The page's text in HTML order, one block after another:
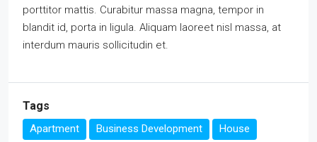
porttitor mattis. Curabitur massa magna, tempor in
blandit id, porta in ligula. Aliquam laoreet nisl massa, at
interdum mauris sollicitudin et.
Tags
Apartment Business Development
House